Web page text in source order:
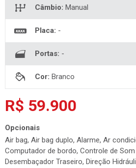
Câmbio: Manual
Placa: -
Portas: -
Cor: Branco
R$ 59.900
Opcionais
Air bag, Air bag duplo, Alarme, Ar
Computador de bordo, Controle de
Desembaçador Traseiro, Direção